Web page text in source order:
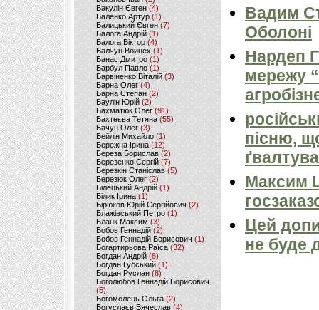
Бакулін Євген (4)
Баленко Артур(1)
Балицький Євген(7)
Балога Андрій (1)
Балога Віктор (4)
Балчун Войцех (1)
Банас Дмитро (1)
Барбул Павло(1)
Барвіненко Віталій(3)
Барна Олег (4)
Барна Степан (2)
Баулін Юрій (2)
Бахматюк Олег (91)
Бахтеєва Тетяна(55)
Бачун Олег (3)
Бейлін Михайло (1)
Бережна Ірина(12)
Береза Борислав(2)
Березенко Сергій (7)
Березкін Станіслав (5)
Березюк Олег(2)
Білецький Андрій (1)
Білик Ірина (1)
Бірюков Юрій Сергійович (2)
Блажівський Петро (1)
Бланк Максим(3)
Бобов Геннадій (2)
Бобов Геннадій Борисович (1)
Богартирьова Раїса (32)
Богдан Андрій(8)
Богдан Губський (1)
Богдан Руслан(8)
Боголюбов Геннадій Борисович
(5)
Богомолець Ольга (2)
Богуслаєв Вячеслав (4)
Вадим
Оболоні
Нардеп
мережу
пісню,
Максим
Цей
не буде